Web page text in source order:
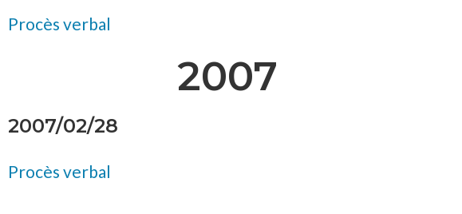
Procès verbal
2007
2007/02/28
Procès verbal